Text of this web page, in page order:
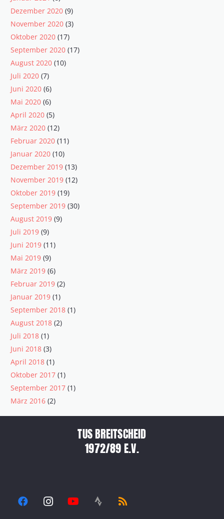
Dezember 2020 (9)
November 2020 (3)
Oktober 2020 (17)
September 2020 (17)
August 2020 (10)
Juli 2020 (7)
Juni 2020 (6)
Mai 2020 (6)
April 2020 (5)
März 2020 (12)
Februar 2020 (11)
Januar 2020 (10)
Dezember 2019 (13)
November 2019 (12)
Oktober 2019 (19)
September 2019 (30)
August 2019 (9)
Juli 2019 (9)
Juni 2019 (11)
Mai 2019 (9)
März 2019 (6)
Februar 2019 (2)
Januar 2019 (1)
September 2018 (1)
August 2018 (2)
Juli 2018 (1)
Juni 2018 (3)
April 2018 (1)
Oktober 2017 (1)
September 2017 (1)
März 2016 (2)
TUS BREITSCHEID
1972/89 E.V.